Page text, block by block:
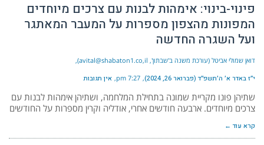
פינוי-בינוי: אימהות לבנות עם צרכים מיוחדים
המפונות מהצפון מספרות על המעבר המאתגר
ועל השגרה החדשה
דואן שמולי אביטל (עורכת משנה ב'שבתון', avital@shabaton1.co,il)
י״ז באדר א׳ ה׳תשפ״ד (פברואר 26, 2024) 7:27 pm אין תגובות
שתיהן פונו מקריית שמונה בתחילת המלחמה, ושתיהן אימהות לבנות עם
צרכים מיוחדים. ארבעה חודשים אחרי, אודליה וקרין מספרות על החודשים
קרא עוד ←